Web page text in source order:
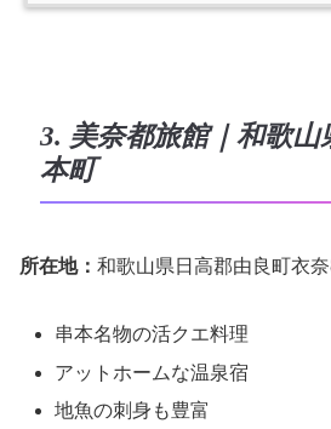
3. 美奈都旅館｜和歌山
本町
所在地： 和歌山県日高郡由良町衣
串本名物の活クエ料理
アットホームな温泉宿
地魚の刺身も豊富